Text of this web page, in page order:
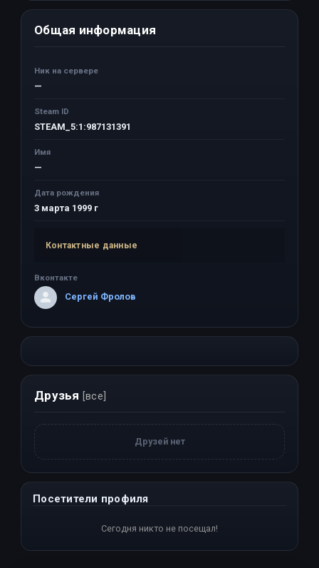
Общая информация
Ник на сервере
—
Steam ID
STEAM_5:1:987131391
Имя
—
Дата рождения
3 марта 1999 г
Контактные данные
Вконтакте
Сергей Фролов
Друзья [все]
Друзей нет
Посетители профиля
Сегодня никто не посещал!